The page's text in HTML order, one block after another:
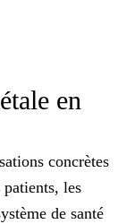
en
concrètes
les
de santé